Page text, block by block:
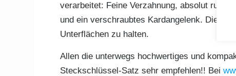
verarbeitet: Feine Verzahnung, absolut rund
und ein verschraubtes Kardangelenk. Die
Unterflächen zu halten.
Allen die unterwegs hochwertiges und
Steckschlüssel-Satz sehr empfehlen!! Bei